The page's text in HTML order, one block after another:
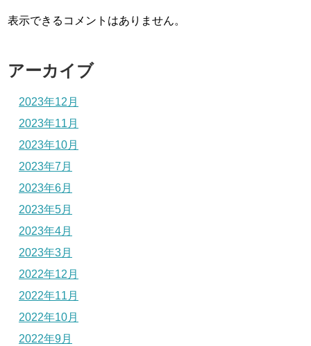
表示できるコメントはありません。
アーカイブ
2023年12月
2023年11月
2023年10月
2023年7月
2023年6月
2023年5月
2023年4月
2023年3月
2022年12月
2022年11月
2022年10月
2022年9月